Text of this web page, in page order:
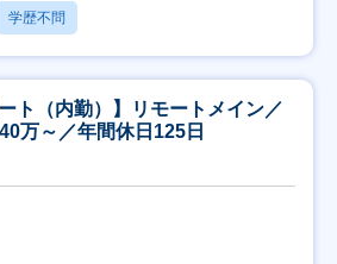
学歴不問
ト（内勤）】リモートメイン／
万～／年間休日125日